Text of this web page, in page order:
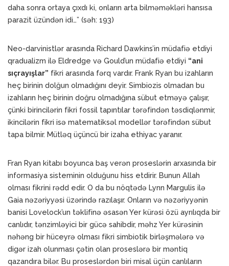
daha sonra ortaya çıxdı ki, onların arta bilməməkləri hansısa
parazit üzündən idi…” (səh: 193)
Neo-darvinistlər arasında Richard Dawkins’in müdafiə etdiyi
qradualizm ilə Eldredge və Gould’un müdafiə etdiyi “ani
sıçrayışlar” fikri arasında fərq vardır. Frank Ryan bu izahların
heç birinin dolğun olmadığını deyir. Simbiozis olmadan bu
izahların heç birinin doğru olmadığına sübut etməyə çalışır,
çünki birincilərin fikri fossil tapıntılar tərəfindən təsdiqlənmir,
ikincilərin fikri isə matematiksəl modellər tərəfindən sübut
tapa bilmir. Mütləq üçüncü bir izaha ethiyac yaranır.
Fran Ryan kitabı boyunca baş verən proseslərin arxasında bir
informasiya sisteminin olduğunu hiss etdirir. Bunun Allah
olması fikrini rədd edir. O da bu nöqtədə Lynn Margulis ilə
Gaia nəzəriyyəsi üzərində razılaşır. Onların və nəzəriyyənin
banisi Lovelock’un təklifinə əsasən Yer kürəsi özü ayrılıqda bir
canlıdır, tənzimləyici bir gücə sahibdir, məhz Yer kürəsinin
nəhəng bir hüceyrə olması fikri simbiotik birləşmələrə və
digər izah olunması çətin olan proseslərə bir məntiq
qazandıra bilər. Bu proseslərdən biri misal üçün canlıların